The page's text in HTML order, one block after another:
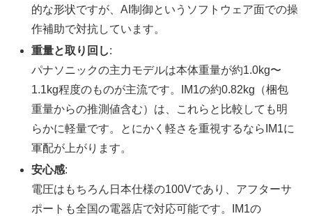
的な形状ですが、AI制御というソフトウェア面での操
作補助で対抗しています。
重量と取り回し:
パナソニックの主力モデルは本体重量が約1.0kg〜
1.1kg程度のものが主流です。IM1の約0.82kg（梱包
重量からの推測値含む）は、これらと比較しても明
らかに軽量です。とにかく軽さを重視するならIM1に
軍配が上がります。
安心感:
電圧はもちろん日本仕様の100Vであり、アフターサ
ポートも全国の電器店で対応可能です。IM1の